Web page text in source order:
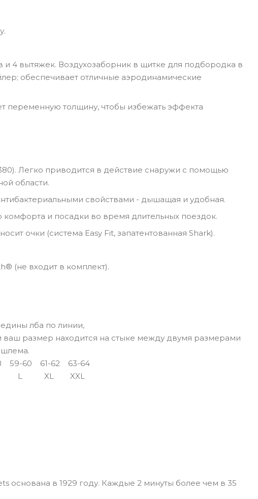
и 4 вытяжек. Воздухозаборник в щитке для подбородка в
обеспечивает отличные аэродинамические
переменную толщину, чтобы избежать эффекта
Легко приводится в действие снаружи с помощью
области.
свойствами - дышащая и удобная.
и посадки во время длительных поездок.
очки (система Easy Fit, запатентованная Shark).
(не входит в комплект).
лба по линии,
ваш размер находится на стыке между двумя размерами
шлема.
59-60 61-62 63-64
L XL XXL
основана в 1929 году. Каждые 2 минуты более чем в 35